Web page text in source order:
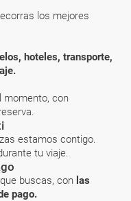
los mejores
hoteles, transporte,
momento, con
estamos contigo.
tu viaje.
buscas, con las
pago.